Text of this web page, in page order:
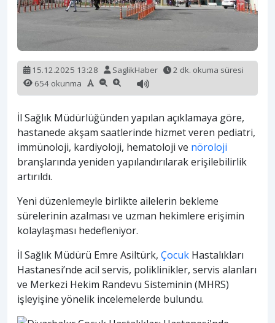
15.12.2025 13:28 SaglikHaber
2 dk. okuma süresi
654 okunma
İl Sağlık Müdürlüğünden yapılan açıklamaya göre,
hastanede akşam saatlerinde hizmet veren pediatri,
immünoloji, kardiyoloji, hematoloji ve nöroloji
branşlarında yeniden yapılandırılarak erişilebilirlik
artırıldı.
Yeni düzenlemeyle birlikte ailelerin bekleme
sürelerinin azalması ve uzman hekimlere erişimin
kolaylaşması hedefleniyor.
İl Sağlık Müdürü Emre Asiltürk, Çocuk Hastalıkları
Hastanesi’nde acil servis, poliklinikler, servis alanları
ve Merkezi Hekim Randevu Sisteminin (MHRS)
işleyişine yönelik incelemelerde bulundu.